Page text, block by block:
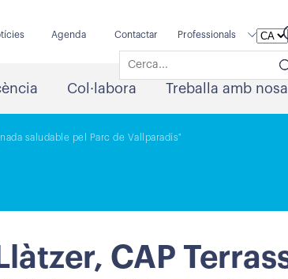
Agenda Contactar Professionals
Col·labora Treballa amb
saludable pel Parc de Vallparadís"
CAP